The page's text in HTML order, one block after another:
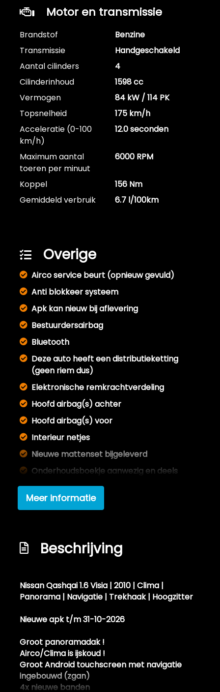
Motor en transmissie
Brandstof
Benzine
Transmissie
Handgeschakeld
Aantal cilinders
4
Cilinderinhoud
1598 cc
Vermogen
84 kW / 114 PK
Topsnelheid
175 km/h
Acceleratie (0-100
km/h)
12.0 seconden
Maximum aantal
toeren per minuut
6000 RPM
Koppel
156 Nm
Gemiddeld verbruik
6.7 l/100km
Overige
Airco service beurt (opnieuw gevuld)
Anti blokkeer systeem
Apk kan nieuw bij aflevering
Bestuurdersairbag
Bluetooth
Deze auto heeft een distributieketting
(geen riem dus)
Elektronische remkrachtverdeling
Hoofd airbag(s) achter
Hoofd airbag(s) voor
Interieur netjes
Nieuwe mattenset bijgeleverd
Onderhoudsboekje aanwezig en deels
Parkeersensoren achter (pdc)
Schadevrij / roestvrij
Exterieur
Buitenspiegels elektrisch verstel- en
verwarmbaar
Centrale vergrendeling met
afstandsbediening
Getint glas
Meer informatie
Beschrijving
Nissan Qashqai 1.6 Visia | 2010 | Clima |
Panorama | Navigatie | Trekhaak | Hoogzitter
Nieuwe apkt/m 31-10-2026
Groot panoramadak !
Airco/Clima is ijskoud !
Groot Android touchscreen met navigatie
ingebouwd (zgan)
4x nieuwe banden